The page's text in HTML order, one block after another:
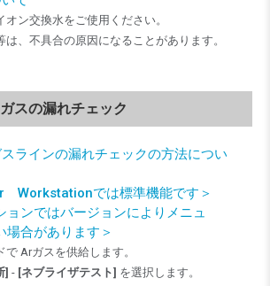
ン交換水をご使用ください。
は、不具合の原因になることがあります。
スの漏れチェック
ラインの漏れチェックの方法につい
Workstationでは標準機能です＞
ョンではバージョンによりメニュ
場合があります＞
Arガスを供給します。
] - [ネブライザテスト] を選択します。